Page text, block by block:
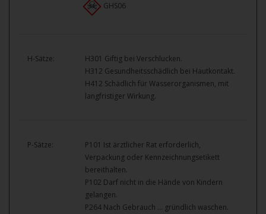
GHS06
H-Sätze:
H301 Giftig bei Verschlucken.
H312 Gesundheitsschädlich bei Hautkontakt.
H412 Schädlich für Wasserorganismen, mit
langfristiger Wirkung.
P-Sätze:
P101 Ist ärztlicher Rat erforderlich,
Verpackung oder Kennzeichnungsetikett
bereithalten.
P102 Darf nicht in die Hände von Kindern
gelangen.
P264 Nach Gebrauch … gründlich waschen.